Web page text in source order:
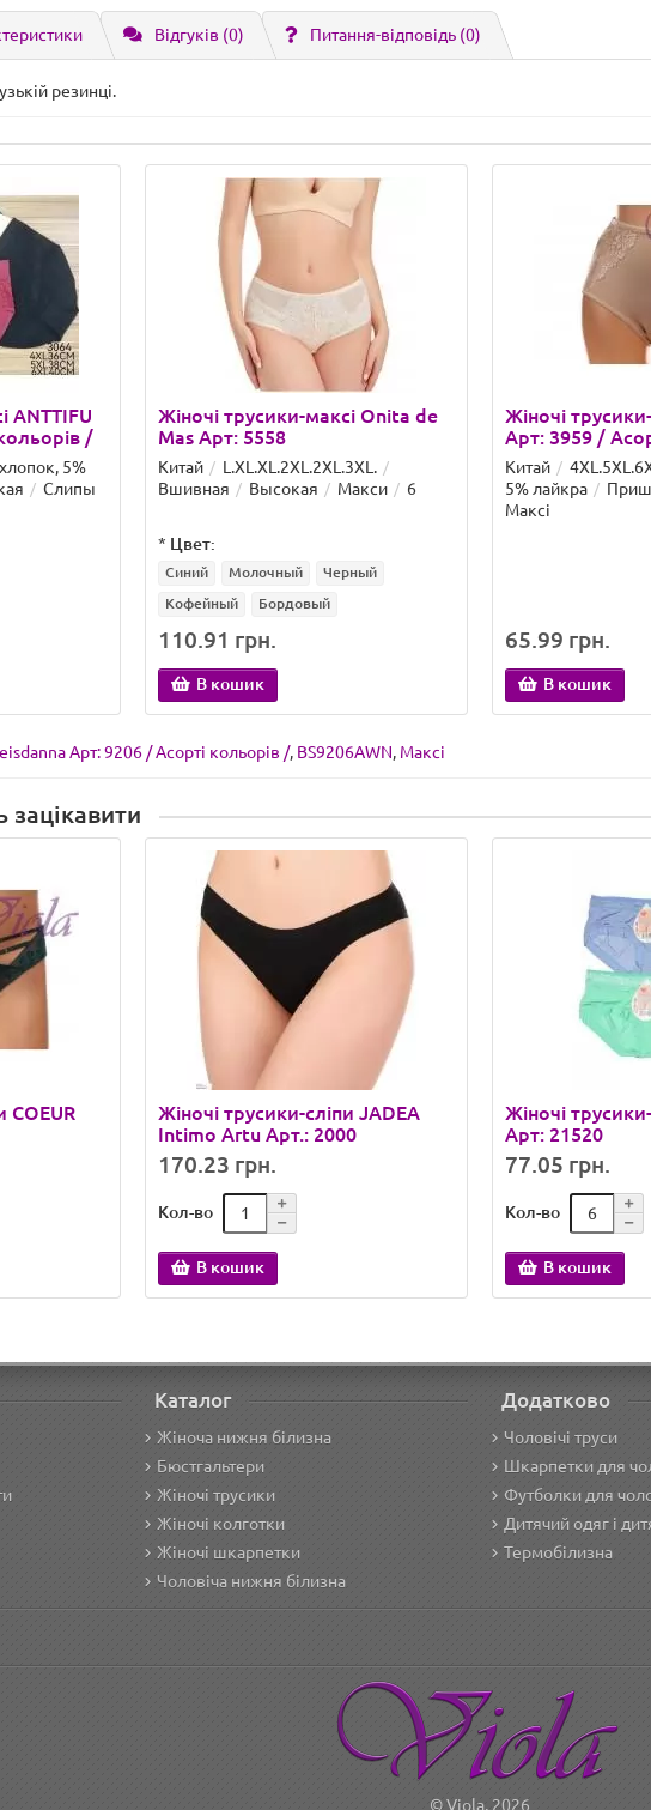
Відгуків (0) Питання-відповідь (0)
резинці.
ANTTIFU
/
5%
Слипы
Жіночі трусики-максі Onita de
Mas Арт: 5558
Китай
L.XL.XL.2XL.2XL.3XL.
Вшивная
Высокая Макси 6
* Цвет:
Синий Молочный
Черный
Кофейный
Бордовый
110.91 грн.
В кошик
Жіночі
Арт: 3959 /
Китай
5% лайкра
Максі
65.99 грн.
В кошик
Арт: 9206 / Асорті кольорів /, BS9206AWN, Максі
COEUR
Жіночі трусики-сліпи JADEA
Intimo Artu Арт.: 2000
170.23 грн.
Кол-во
В кошик
Жіночі
Арт: 21520
77.05 грн.
Кол-во
В кошик
Каталог
Жіноча нижня білизна
Бюстгальтери
Жіночі трусики
Жіночі колготки
Жіночі шкарпетки
Чоловіча нижня білизна
Додатково
Чоловічі труси
Шкарпетки для
Футболки для
Дитячий одяг і
Термобілизна
© Viola, 2026